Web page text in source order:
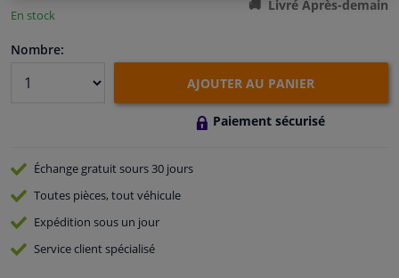
Promotions et réductions
Capteurs & électronique
En stock
Livré Après-demain
Nombre:
AJOUTER AU PANIER
Paiement sécurisé
Échange gratuitsours 30 jours
Toutes pièces, tout véhicule
Expédition sous un jour
Serviceclient spécialisé